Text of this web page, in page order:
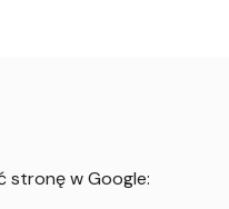
stronę w Google: